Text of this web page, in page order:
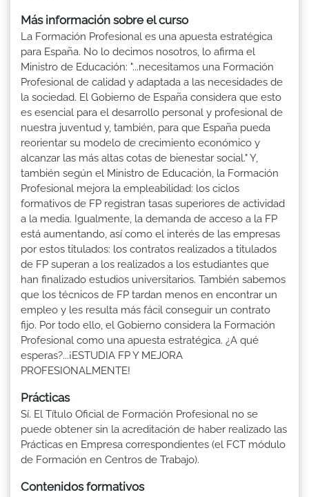
Más información sobre el curso
La Formación Profesional es una apuesta estratégica
para España. No lo decimos nosotros, lo afirma el
Ministro de Educación: "...necesitamos una Formación
Profesional de calidad y adaptada a las necesidades de
la sociedad. El Gobierno de España considera que esto
es esencial para el desarrollo personal y profesional de
nuestra juventud y, también, para que España pueda
reorientar su modelo de crecimiento económico y
alcanzar las más altas cotas de bienestar social." Y,
también según el Ministro de Educación, la Formación
Profesional mejora la empleabilidad: los ciclos
formativos de FP registran tasas superiores de actividad
a la media. Igualmente, la demanda de acceso a la FP
está aumentando, así como el interés de las empresas
por estos titulados: los contratos realizados a titulados
de FP superan a los realizados a los estudiantes que
han finalizado estudios universitarios. También sabemos
que los técnicos de FP tardan menos en encontrar un
empleo y les resulta más fácil conseguir un contrato
fijo. Por todo ello, el Gobierno considera la Formación
Profesional como una apuesta estratégica. ¿A qué
esperas?...¡ESTUDIA FP Y MEJORA
PROFESIONALMENTE!
Prácticas
Sí. El Título Oficial de Formación Profesional no se
puede obtener sin la acreditación de haber realizado las
Prácticas en Empresa correspondientes (el FCT módulo
de Formación en Centros de Trabajo).
Contenidos formativos